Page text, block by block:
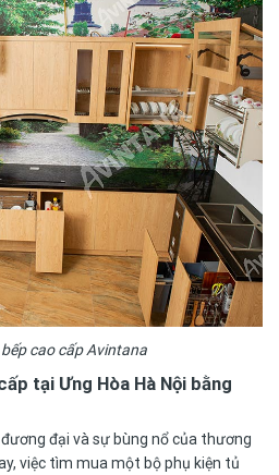
cao cấp Avintana
tại Ưng Hòa Hà Nội bằng
đại và sự bùng nổ của thương
việc tìm mua một bộ phụ kiện tủ